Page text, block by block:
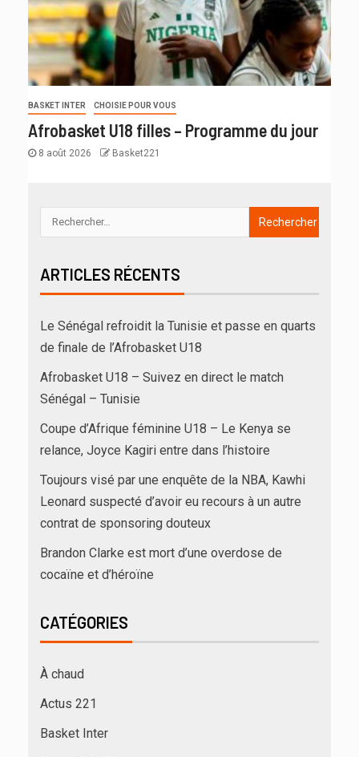
BASKET INTER CHOISIE POUR VOUS
Afrobasket U18 filles – Programme du jour
8 août 2026 Basket221
ARTICLES RÉCENTS
Le Sénégal refroidit la Tunisie et passe en quarts
de finale de l’Afrobasket U18
Afrobasket U18 – Suivez en direct le match
Sénégal – Tunisie
Coupe d’Afrique féminine U18 – Le Kenya se
relance, Joyce Kagiri entre dans l’histoire
Toujours visé par une enquête de la NBA, Kawhi
Leonard suspecté d’avoir eu recours à un autre
contrat de sponsoring douteux
Brandon Clarke est mort d’une overdose de
cocaïne et d’héroïne
CATÉGORIES
À chaud
Actus 221
Basket Inter